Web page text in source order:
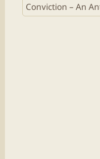
Conviction – An